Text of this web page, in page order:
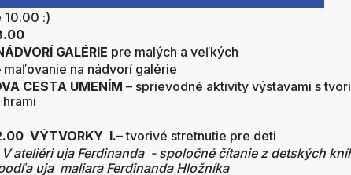
10.00 :)
GALÉRIE pre malých a veľkých
maľovanie na nádvorí galérie
CESTA UMENÍM – sprievodné aktivity výstavami s
hrami
VÝTVORKY I.– tvorivé stretnutie pre deti
ateliéri uja Ferdinanda - spoločné čítanie z detských
uja maliara Ferdinanda Hložníka